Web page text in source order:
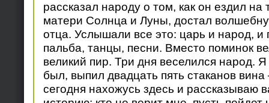
рассказал народу о том, как он ездил на
матери Солнца и Луны, достал
отца. Услышали все это: царь и народ, и
пальба, танцы, песни. Вместо поминок
великий пир. Три дня веселился народ.
был, выпил двадцать пять стаканов
сегодня нахожусь здесь и рассказываю